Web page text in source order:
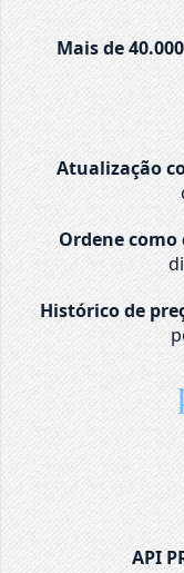
Mais de
Atualização
Ordene como
Histórico de
API